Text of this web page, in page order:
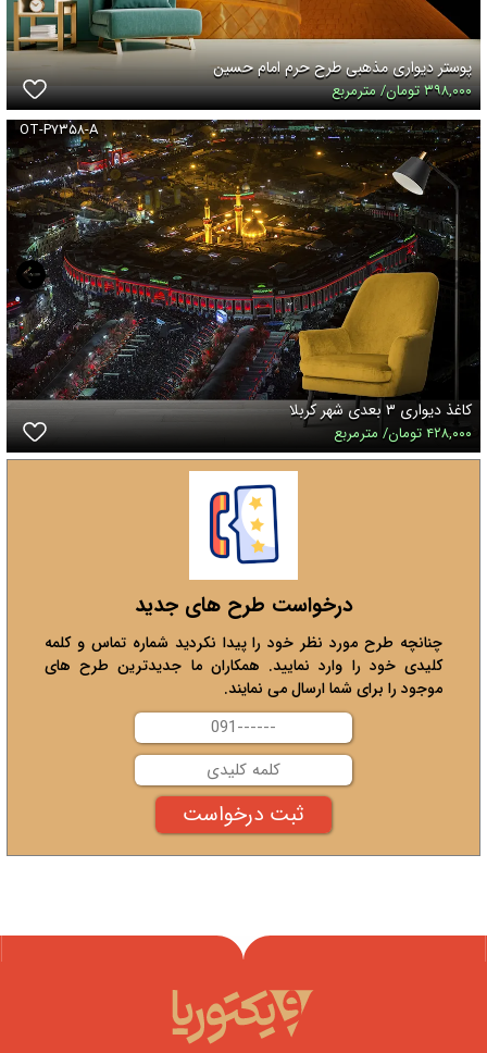
پوستر دیواری مذهبی طرح حرم امام حسین
۳۹۸,۰۰۰ تومان/ مترمربع
OT-P۷۳۵۸-A
کاغذ دیواری ۳ بعدی شهر کربلا
۴۲۸,۰۰۰ تومان/ مترمربع
درخواست طرح های جدید
چنانچه طرح مورد نظر خود را پیدا نکردید شماره تماس و کلمه
کلیدی خود را وارد نمایید. همکاران ما جدیدترین طرح های
موجود را برای شما ارسال می نمایند.